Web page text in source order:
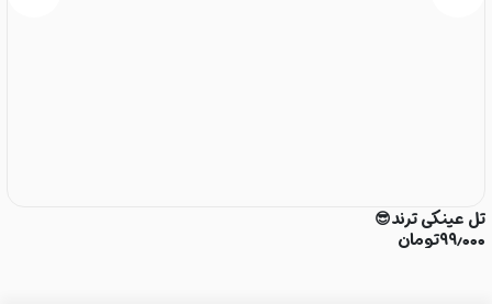
تل عینکی ترند😎
۹۹٫۰۰۰تومان